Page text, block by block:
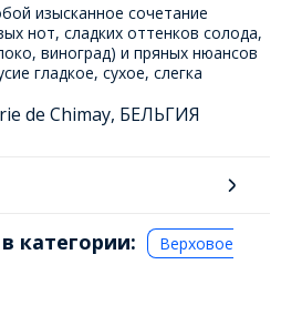
изысканное сочетание
нот, сладких оттенков солода,
виноград) и пряных нюансов
гладкое, сухое, слегка
de Chimay, БЕЛЬГИЯ
категории:
Верховое